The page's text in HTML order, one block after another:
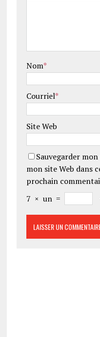
Nom*
Courriel*
Site Web
Sauvegarder
mon site Web dans
prochain
7 × un =